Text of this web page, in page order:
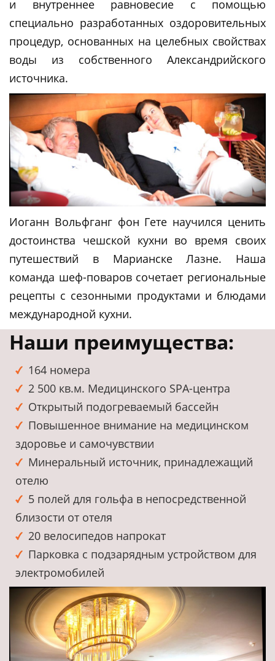
и внутреннее равновесие с помощью
специально разработанных оздоровительных
процедур, основанных на целебных свойствах
воды из собственного Александрийского
источника.
Иоганн Вольфганг фон Гете научился ценить
достоинства чешской кухни во время своих
путешествий в Марианске Лазне. Наша
команда шеф-поваров сочетает региональные
рецепты с сезонными продуктами и блюдами
международной кухни.
Наши преимущества:
164 номера
2 500 кв.м. Медицинского SPA-центра
Открытый подогреваемый бассейн
Повышенное внимание на медицинском
здоровье и самочувствии
Минеральный источник, принадлежащий
отелю
5 полей для гольфа в непосредственной
близости от отеля
20 велосипедов напрокат
Парковка с подзарядным устройством для
электромобилей